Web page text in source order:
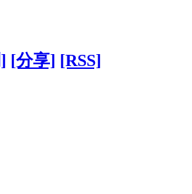
[分享] [RSS]